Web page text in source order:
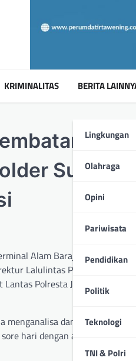
KRIMINALITAS BERITA
Lingkungan
Olahraga
Opini
Pariwisata
Pendidikan
Politik
Teknologi
TNI & Polri
Survei
Alam Barajo dalam
Lalulintas Polda Jambi
Polresta Jambi, Kadishub
dan mengkaji
hari dengan antrian kurang